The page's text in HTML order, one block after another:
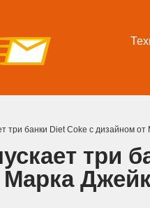
три банки Diet Coke с дизайном
три